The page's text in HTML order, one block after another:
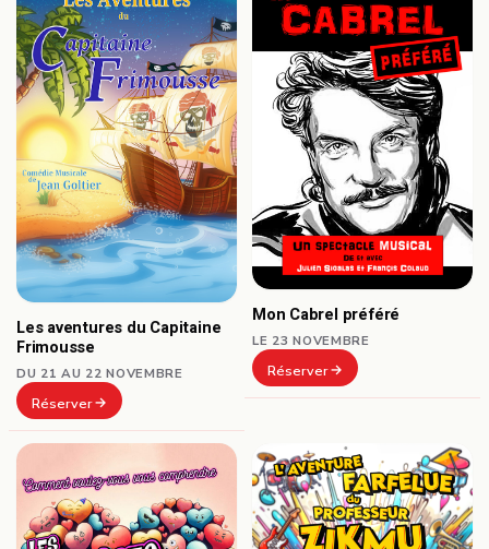
Les aventures du Capitaine
Frimousse
DU 21 AU 22 NOVEMBRE
Réserver
Mon Cabrel préféré
LE 23 NOVEMBRE
Réserver